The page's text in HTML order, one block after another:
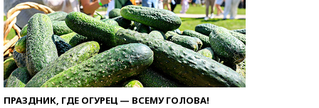
ПРАЗДНИК, ГДЕ ОГУРЕЦ — ВСЕМУ ГОЛОВА!